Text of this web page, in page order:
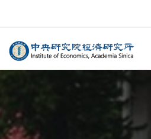
中央研究院